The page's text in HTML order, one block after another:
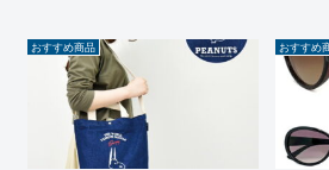
リーポ
ゼント
おすすめ商品 おすすめ